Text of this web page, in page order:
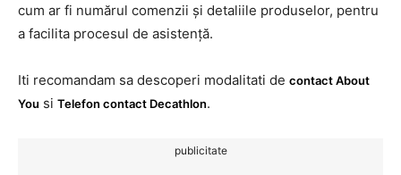
cum ar fi numărul comenzii și detaliile produselor, pentru
a facilita procesul de asistență.
Iti recomandam sa descoperi modalitati de contact About
You si Telefon contact Decathlon.
publicitate